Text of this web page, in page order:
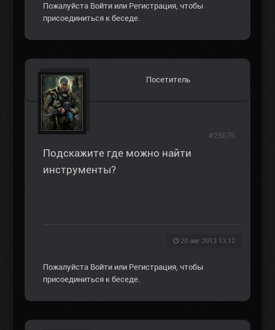
Пожалуйста Войти или Регистрация, чтобы
присоединиться к беседе.
Посетитель
Подскажите где можно найти
инструменты?
20 авг 2013 13:12
#25676
Пожалуйста Войти или Регистрация, чтобы
присоединиться к беседе.